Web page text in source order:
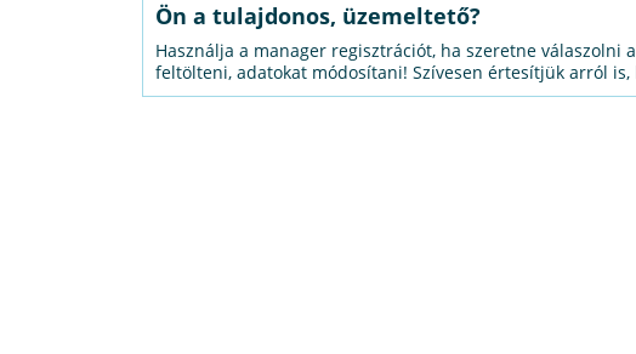
Ön a tulajdonos, üzemeltető?
Használja a manager regisztrációt, ha szeretne válaszolni
feltölteni, adatokat módosítani! Szívesen értesítjük arról is,